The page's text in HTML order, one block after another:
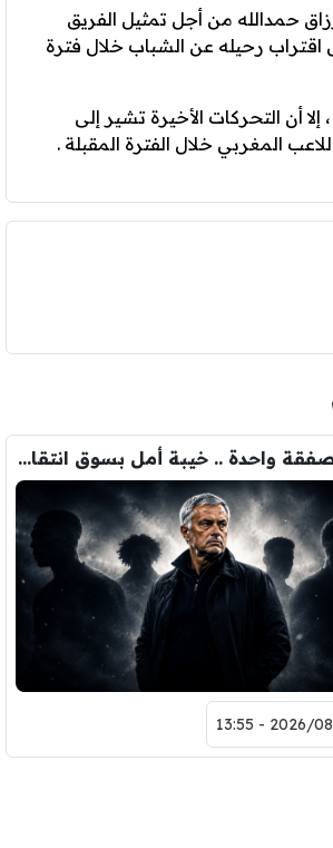
حمدالله من أجل تمثيل الفريق
اقتراب رحيله عن الشباب خلال فترة
أن التحركات الأخيرة تشير إلى
المغربي خلال الفترة المقبلة .
بسبب صفقة واحدة .. خيبة أمل بسوق انتقالات ريال مدريد !
2026/08/06